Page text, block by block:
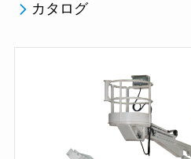
カタログ